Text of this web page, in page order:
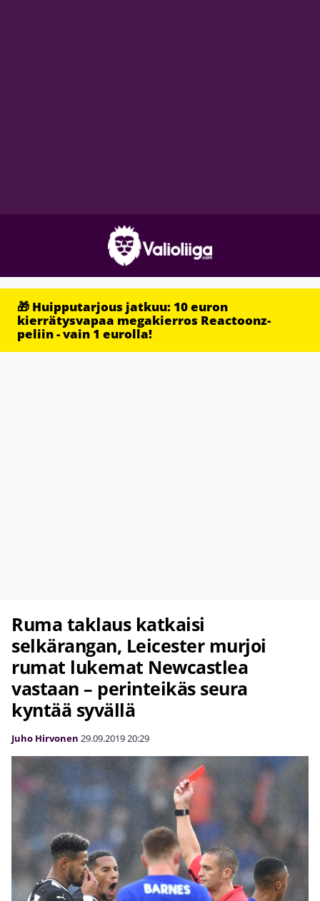
🎁 Huipputarjous jatkuu: 10 euron
kierrätysvapaa megakierros Reactoonz-
peliin - vain 1 eurolla!
Ruma taklaus katkaisi
selkärangan, Leicester murjoi
rumat lukemat Newcastlea
vastaan – perinteikäs seura
kyntää syvällä
Juho Hirvonen 29.09.201920:29